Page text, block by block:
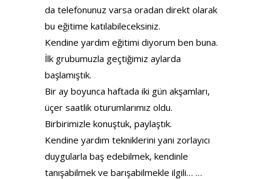
da telefonunuz varsa oradan direkt olarak
bu eğitime katılabileceksiniz.
Kendine yardım eğitimi diyorum ben buna.
İlk grubumuzla geçtiğimiz aylarda
başlamıştık.
Bir ay boyunca haftada iki gün akşamları,
üçer saatlik oturumlarımız oldu.
Birbirimizle konuştuk, paylaştık.
Kendine yardım tekniklerini yani zorlayıcı
duygularla baş edebilmek, kendinle
tanışabilmek ve barışabilmekle ilgili… …